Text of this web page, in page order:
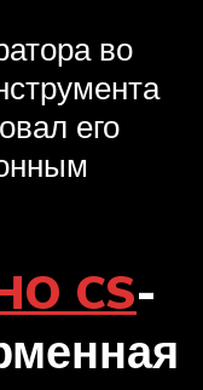
во
его
CS-